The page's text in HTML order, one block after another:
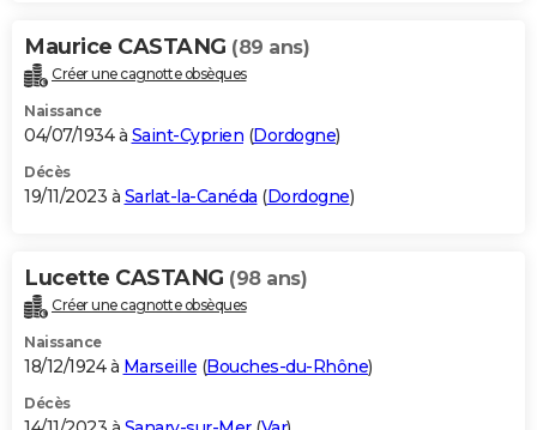
Maurice CASTANG (89 ans)
Créer une cagnotte obsèques
Naissance
04/07/1934 à Saint-Cyprien (Dordogne)
Décès
19/11/2023 à Sarlat-la-Canéda (Dordogne)
Lucette CASTANG (98 ans)
Créer une cagnotte obsèques
Naissance
18/12/1924 à Marseille (Bouches-du-Rhône)
Décès